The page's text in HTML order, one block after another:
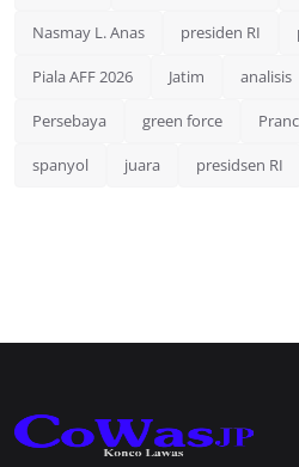
Nasmay L. Anas presiden RI
Piala AFF 2026 Jatim analisis
Persebaya green force
spanyol juara presidsen RI